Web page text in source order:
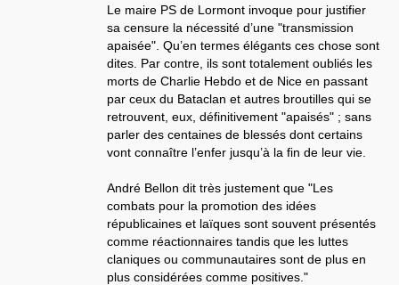
Le maire PS de Lormont invoque pour justifier
sa censure la nécessité d’une "transmission
apaisée". Qu’en termes élégants ces chose sont
dites. Par contre, ils sont totalement oubliés les
morts de Charlie Hebdo et de Nice en passant
par ceux du Bataclan et autres broutilles qui se
retrouvent, eux, définitivement "apaisés" ; sans
parler des centaines de blessés dont certains
vont connaître l’enfer jusqu’à la fin de leur vie.
André Bellon dit très justement que "Les
combats pour la promotion des idées
républicaines et laïques sont souvent présentés
comme réactionnaires tandis que les luttes
claniques ou communautaires sont de plus en
plus considérées comme positives."